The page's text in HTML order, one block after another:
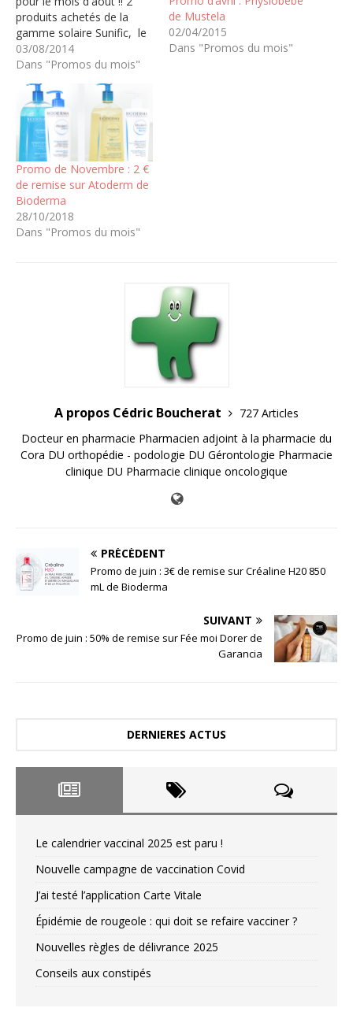
produits achetés de la
gamme solaire Sunific, le
troisieme est offert par la
pharmacie. 50% de remise
sur les capsules solaires
Sunific, pour préparer la
peau au bronzage. et 20%
sur toute la gamme…
03/08/2014
Dans "Promos du mois"
de Mustela
02/04/2015
Dans "Promos du mois"
Promo de Novembre : 2 €
de remise sur Atoderm de
Bioderma
28/10/2018
Dans "Promos du mois"
A propos Cédric Boucherat
727 Articles
Docteur en pharmacie Pharmacien adjoint à la pharmacie du
Cora DU orthopédie - podologie DU Gérontologie Pharmacie
clinique DU Pharmacie clinique oncologique
PRÉCÉDENT
Promo de juin : 3€ de remise sur Créaline H20 850
mL de Bioderma
SUIVANT
Promo de juin : 50% de remise sur Fée moi Dorer de
Garancia
DERNIERES ACTUS
Le calendrier vaccinal 2025 est paru !
Nouvelle campagne de vaccination Covid
J’ai testé l’application Carte Vitale
Épidémie de rougeole : qui doit se refaire vacciner ?
Nouvelles règles de délivrance 2025
Conseils aux constipés